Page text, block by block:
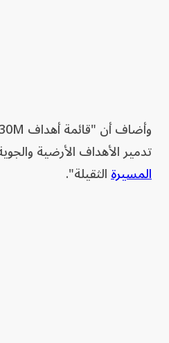
تدمير الأهداف الأرضية
المسيرةالثقيلة".